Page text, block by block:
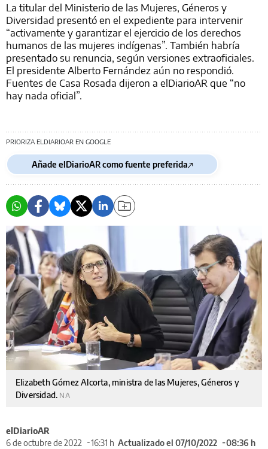
La titular del Ministerio de las Mujeres, Géneros y
Diversidad presentó en el expediente para intervenir
“activamente y garantizar el ejercicio de los derechos
humanos de las mujeres indígenas”. También habría
presentado su renuncia, según versiones extraoficiales.
El presidente Alberto Fernández aún no respondió.
Fuentes de Casa Rosada dijeron a elDiarioAR que “no
hay nada oficial”.
PRIORIZA ELDIARIOAR EN GOOGLE
Añade elDiarioAR como fuente preferida
Elizabeth Gómez Alcorta, ministra de las Mujeres, Géneros y
Diversidad. NA
elDiarioAR
6 de octubre de 2022
16:31 h Actualizado el 07/10/2022
08:36 h